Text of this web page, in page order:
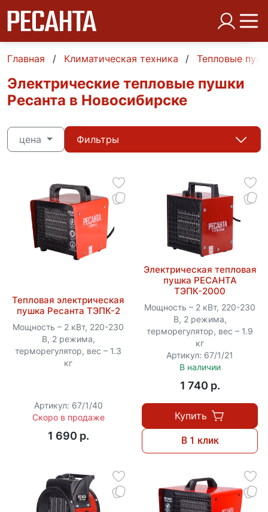
Главная Климатическая техника Тепловые
Электрические тепловые пушки
Ресанта в Новосибирске
цена Фильтры
Тепловая электрическая
пушка Ресанта ТЭПК-2
Мощность – 2 кВт, 220-230
В, 2 режима,
терморегулятор, вес – 1.3
кг
Артикул: 67/1/40
Скоро в продаже
1 690 p.
Электрическая тепловая
пушка РЕСАНТА
ТЭПК-2000
Мощность – 2 кВт, 220-230
В, 2 режима,
терморегулятор, вес – 1.9
кг
Артикул: 67/1/21
В наличии
1 740 p.
Купить
В 1 клик